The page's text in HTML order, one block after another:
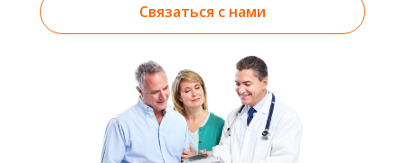
Связаться с нами